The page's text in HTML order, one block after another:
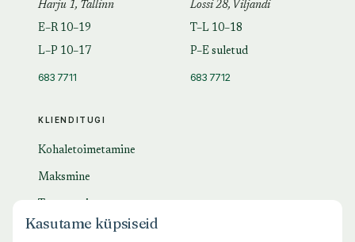
KLIENDITUGI
Kohaletoimetamine
Maksmine
KKK
Harju 1, Tallinn
E–R 10–19
L–P 10–17
683 7711
Lossi 28, Viljandi
T–L 10–18
P–E suletud
683 7712
Kasutame küpsiseid